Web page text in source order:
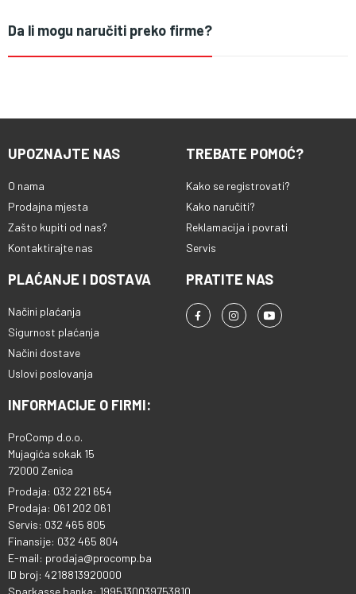
Da li mogu naručiti preko firme?
UPOZNAJTE NAS
O nama
Prodajna mjesta
Zašto kupiti od nas?
Kontaktirajte nas
TREBATE POMOĆ?
Kako se registrovati?
Kako naručiti?
Reklamacija i povrati
Servis
PLAĆANJE I DOSTAVA
Načini plaćanja
Sigurnost plaćanja
Načini dostave
Uslovi poslovanja
PRATITE NAS
INFORMACIJE O FIRMI:
ProComp d.o.o.
Mujagića sokak 15
72000 Zenica
Prodaja: 032 221 654
Prodaja: 061 202 061
Servis: 032 465 805
Finansije: 032 465 804
E-mail: prodaja@procomp.ba
ID broj: 4218813920000